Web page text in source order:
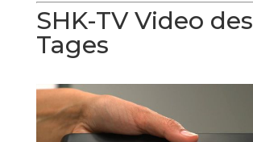
SHK-TV Video des
Tages